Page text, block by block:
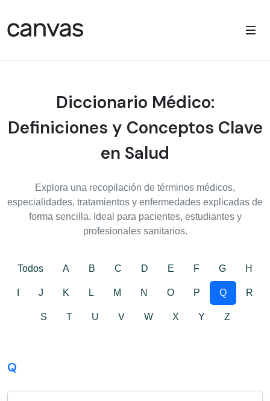
Diccionario Médico:
Definiciones y Conceptos Clave
en Salud
Explora una recopilación de términos médicos,
especialidades, tratamientos y enfermedades explicadas de
forma sencilla. Ideal para pacientes, estudiantes y
profesionales sanitarios.
Todos A B C D E F G H
J K L M N O P Q R
S T U V W X Y Z
Q